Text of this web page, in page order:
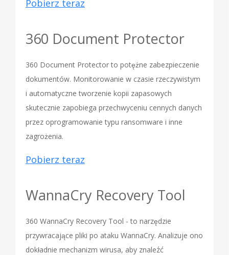
Pobierz teraz
360 Document Protector
360 Document Protector to potężne zabezpieczenie
dokumentów. Monitorowanie w czasie rzeczywistym
i automatyczne tworzenie kopii zapasowych
skutecznie zapobiega przechwyceniu cennych danych
przez oprogramowanie typu ransomware i inne
zagrożenia.
Pobierz teraz
WannaCry Recovery Tool
360 WannaCry Recovery Tool - to narzędzie
przywracające pliki po ataku WannaCry. Analizuje ono
dokładnie mechanizm wirusa, aby znaleźć